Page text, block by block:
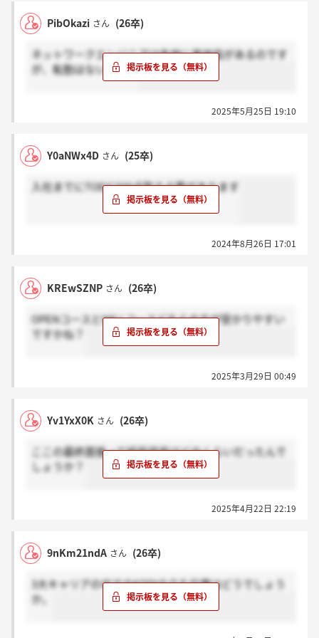
PibOkazi さん (26卒)
ネットワークエンジニアは各地に基地局があるのです
が、転勤はないですか
2025年5月25日 19:10
Y0aNWx4D さん (25卒)
入社までにTOEIC600点取る必要があります
2024年8月26日 17:01
KREwSZNP さん (26卒)
OPENコースとWILLコースどちらの方が受かりやすい
ですかね？
2025年3月29日 00:49
Yv1YxX0K さん (26卒)
ここの最終面接って結局倍率はどのくらいだったんで
しょうか？
2025年4月22日 22:19
9nKm21ndA さん (26卒)
3大キャリアの中でのKDDIの立ち位置はどうでしょう
か。